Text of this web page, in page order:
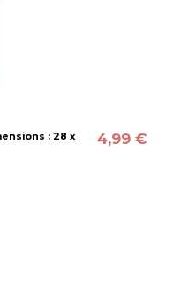
: 28 x
4,99 €